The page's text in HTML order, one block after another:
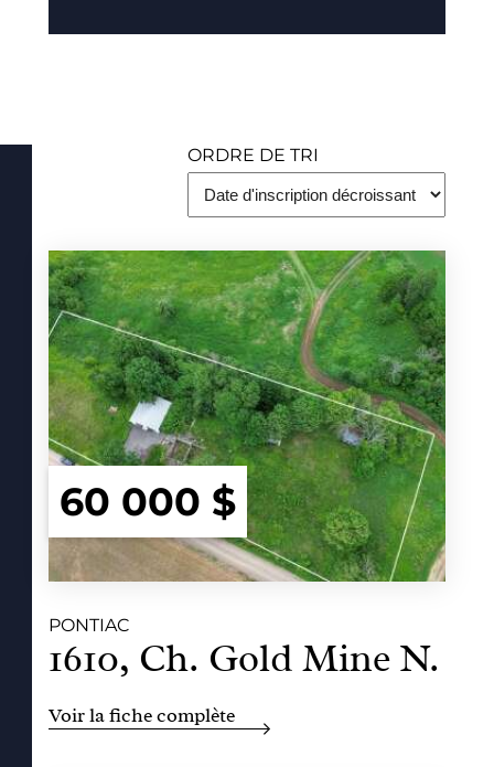
ORDRE DE TRI
60 000 $
PONTIAC
1610, Ch. Gold Mine N.
Voir la fiche complète